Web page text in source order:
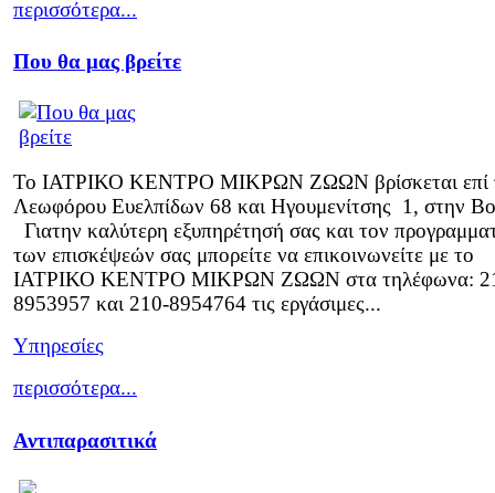
περισσότερα...
Που θα μας βρείτε
Το ΙΑΤΡΙΚΟ ΚΕΝΤΡΟ ΜΙΚΡΩΝ ΖΩΩΝ βρίσκεται επί
Λεωφόρου Ευελπίδων 68 και Ηγουμενίτσης 1, στην
Γιατην καλύτερη εξυπηρέτησή σας και τον
των επισκέψεών σας μπορείτε να επικοινωνείτε με το
ΙΑΤΡΙΚΟ ΚΕΝΤΡΟ ΜΙΚΡΩΝ ΖΩΩΝ στα τηλέφωνα:
8953957 και 210-8954764 τις εργάσιμες...
Υπηρεσίες
περισσότερα...
Αντιπαρασιτικά